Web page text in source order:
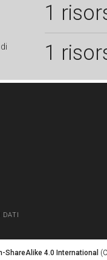
1
di 1
DATI
ShareAlike 4.0 International